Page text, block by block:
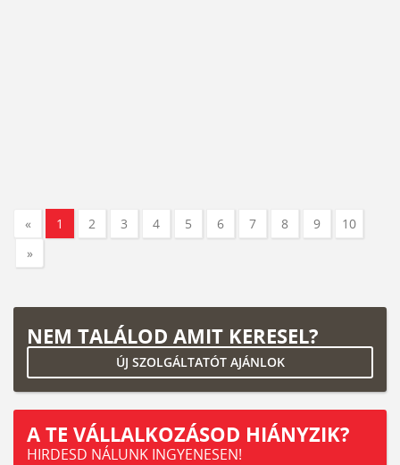
« 1 2 3 4 5 6 7 8 9
10
»
NEM TALÁLOD AMIT KERESEL?
ÚJ SZOLGÁLTATÓT AJÁNLOK
A TE VÁLLALKOZÁSOD HIÁNYZIK?
HIRDESD NÁLUNK INGYENESEN!